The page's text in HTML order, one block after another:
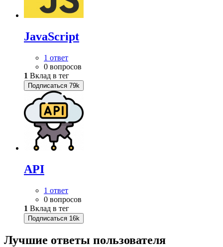
JavaScript
1 ответ
0 вопросов
1 Вклад в тег
Подписаться 79k
API
1 ответ
0 вопросов
1 Вклад в тег
Подписаться 16k
Лучшие ответы пользователя